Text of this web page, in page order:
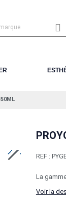

REF :
La
Voir la